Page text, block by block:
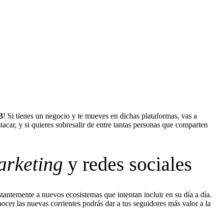
! Si tienes un negocio y te mueves en dichas plataformas, vas a
y si quieres sobresalir de entre tantas personas que comparten
y redes sociales
a nuevos ecosistemas que intentan incluir en su día a día.
las nuevas corrientes podrás dar a tus seguidores más valor a la